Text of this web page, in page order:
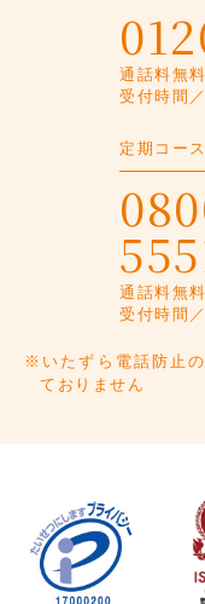
通話料無
受付時間
定期コー
通話料無
受付時間
※いたずら電話防止
ておりません